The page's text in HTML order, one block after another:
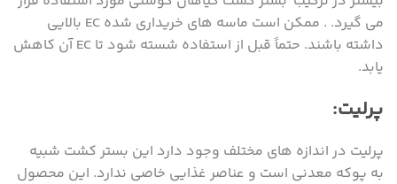
می گیرد. . ممکن است ماسه های خریداری شده EC بالایی
داشته باشند. حتماً قبل از استفاده شسته شود تا EC آن کاهش
یابد.
پرلیت:
پرلیت در اندازه های مختلف وجود دارد این بستر کشت شبیه
به پوکه معدنی است و عناصر غذایی خاصی ندارد. این محصول